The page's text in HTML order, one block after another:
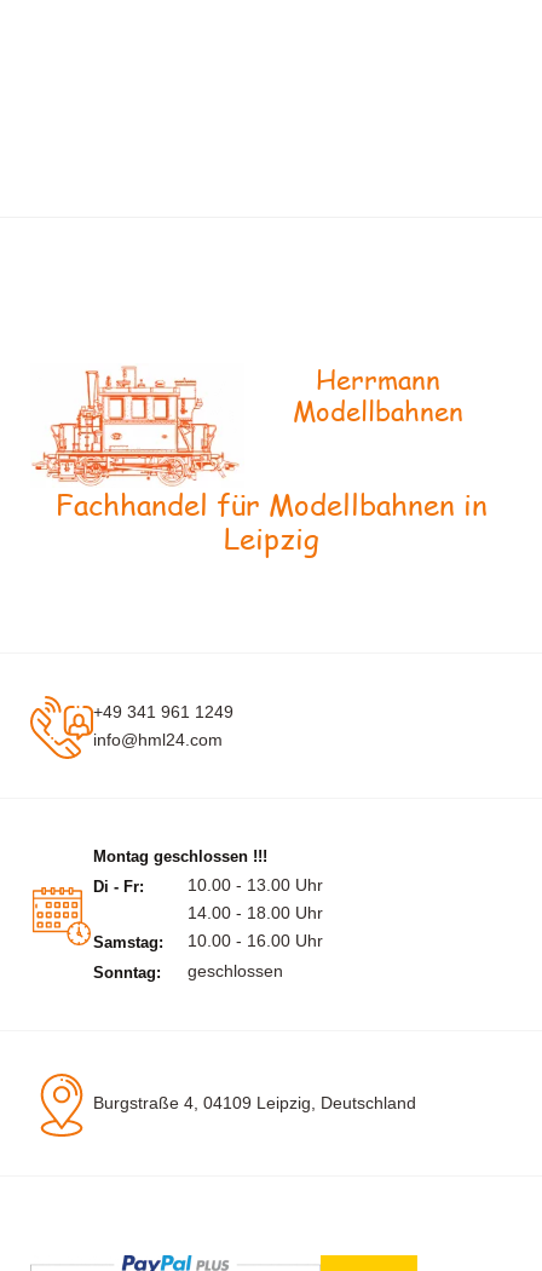
Herrmann
Modellbahnen
Fachhandel für Modellbahnen in
Leipzig
+49 341 961 1249
info@hml24.com
Montag geschlossen !!!
Di - Fr:
10.00 - 13.00 Uhr
14.00 - 18.00 Uhr
Samstag: 10.00 - 16.00 Uhr
Sonntag: geschlossen
Burgstraße 4, 04109 Leipzig, Deutschland